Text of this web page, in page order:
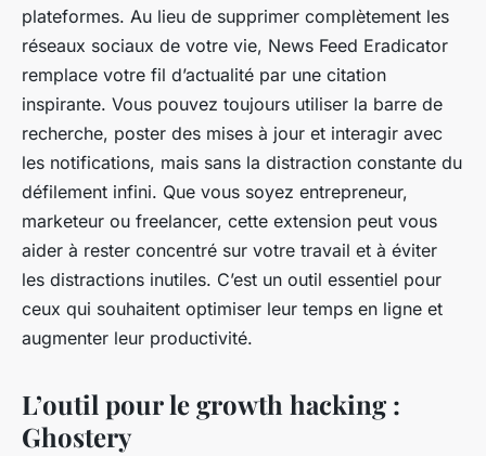
plateformes. Au lieu de supprimer complètement les
réseaux sociaux de votre vie, News Feed Eradicator
remplace votre fil d’actualité par une citation
inspirante. Vous pouvez toujours utiliser la barre de
recherche, poster des mises à jour et interagir avec
les notifications, mais sans la distraction constante du
défilement infini. Que vous soyez entrepreneur,
marketeur ou freelancer, cette extension peut vous
aider à rester concentré sur votre travail et à éviter
les distractions inutiles. C’est un outil essentiel pour
ceux qui souhaitent optimiser leur temps en ligne et
augmenter leur productivité.
L’outil pour le growth hacking :
Ghostery